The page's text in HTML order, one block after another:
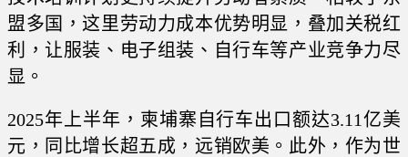
盟多国，这里劳动力成本优势明显，叠加关税红
利，让服装、电子组装、自行车等产业竞争力尽
显。
2025年上半年，柬埔寨自行车出口额达3.11亿美
元，同比增长超五成，远销欧美。此外，作为世